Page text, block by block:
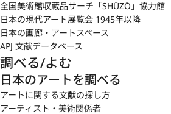
全国美術館収蔵品サーチ「SHŪZŌ」協力館
日本の現代アート展覧会 1945年以降
日本の画廊・アートスペース
APJ 文献データベース
調べる/よむ
日本のアートを調べる
アートに関する文献の探し方
アーティスト・美術関係者